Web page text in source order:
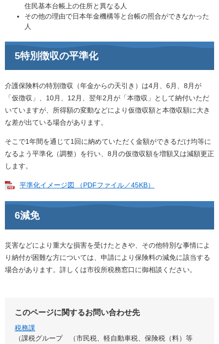
住民基本台帳上の住所と異なる人
その他の理由で日本年金機構等と台帳の照合ができなかった
人
5特別徴収の平準化
介護保険料の特別徴収（年金からの天引き）は4月、6月、8月が
「仮徴収」、10月、12月、翌年2月が「本徴収」として納付いただ
いていますが、所得額の変動などにより仮徴収額と本徴収額に大き
な差が出ている場合があります。
そこで1年間を通じて1回に納めていただく金額ができるだけ均等に
なるよう平準化（調整）を行い、8月の仮徴収額を増額又は減額更正
します。
平準化イメージ図 （PDFファイル／45KB）
6減免
災害などにより重大な損害を受けたときや、その他特別な事情によ
り納付が困難な方については、申請により保険料の減免に該当する
場合があります。詳しくは市役所税務窓口に御相談ください。
このページに関するお問い合わせ先
税務課
課税グループ （市民税、軽自動車税、保険税（料）等